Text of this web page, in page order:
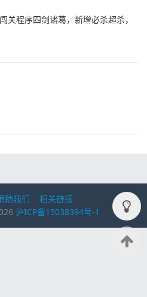
关程序四剑诸葛，新增必杀超杀，
助我们
相关链接
沪ICP备15038394号-1